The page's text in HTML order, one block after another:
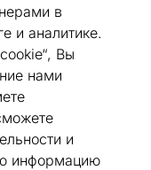
в
и аналитике.
Вы
нами
и
информацию
1
слайду 2
к слайду 3
к слайду 4
похожие